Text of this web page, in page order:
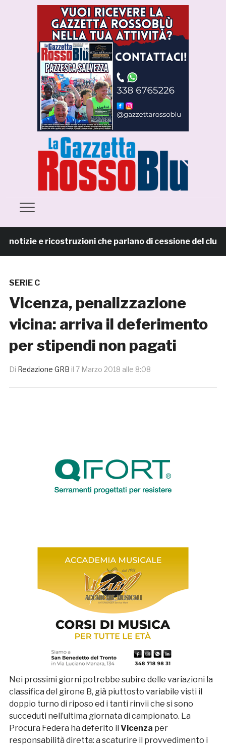
e ricostruzioni che parlano di cessione del club. IL
SERIE C
Vicenza, penalizzazione
vicina: arriva il deferimento
per stipendi non pagati
Di Redazione GRB il 7 Marzo 2018 alle 8:08
Nei prossimi giorni potrebbe subire delle variazioni la
classifica del girone B, già piuttosto variabile visti il
doppio turno di riposo ed i tanti rinvii che si sono
succeduti nell’ultima giornata di campionato. La
Procura Federa ha deferito il Vicenza per
responsabilità diretta: a scaturire il provvedimento i